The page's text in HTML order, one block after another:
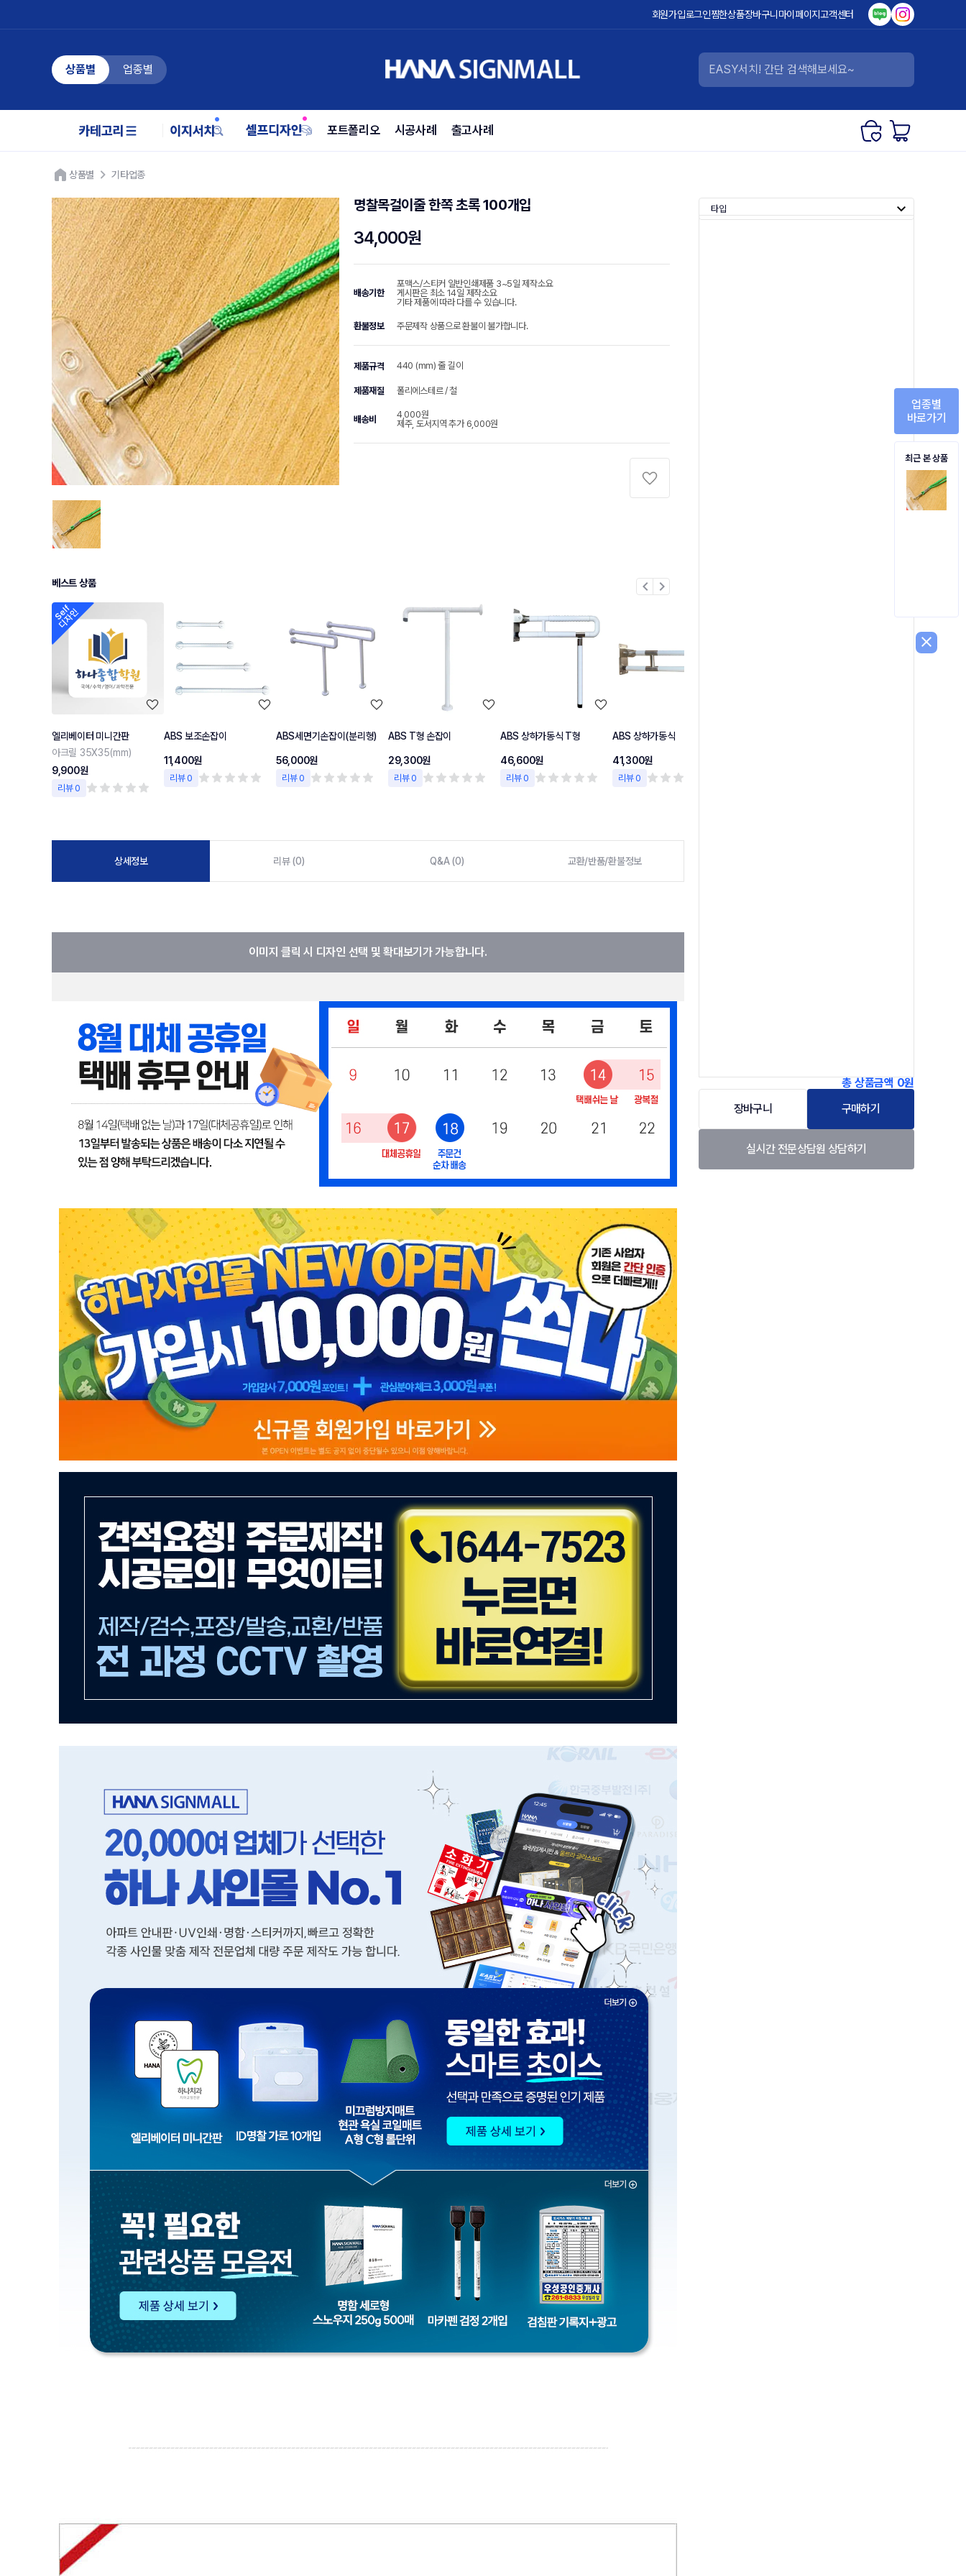
회원가입로그인찜한상품장바구니 마이페이지고객센터
상품별 업종별
포트폴리오 시공사례 출고사례
상품별 기타업종
명찰목걸이줄 한쪽 초록 100개입
34,000원
배송기한
포맥스/스티커 일반인쇄제품 3~5일 제작소요
게시판은 최소 14일 제작소요
기타 제품에 따라 다를 수 있습니다.
환불정보 주문제작 상품으로 환불이 불가합니다.
제품규격 440 (mm) 줄 길이
제품재질 폴리에스테르 / 철
배송비
4,000원
제주, 도서지역 추가 6,000원
베스트 상품
엘리베이터 미니간판
아크릴 35X35(mm)
9,900원
리뷰 0
ABS 보조손잡이
11,400원
리뷰 0
ABS세면기손잡이(분리형)
56,000원
리뷰 0
ABS T형 손잡이
29,300원
리뷰 0
ABS 상하가동식 T형
46,600원
리뷰 0
ABS 상하가동식
41,300원
리뷰 0
chevron_left chevron_right
상세정보 리뷰 (0) Q&A (0) 교환/반품/환불정보
이미지 클릭 시 디자인 선택 및 확대보기가 가능합니다.
타입
총 상품금액 0원
장바구니
구매하기
실시간 전문상담원 상담하기
업종별
바로가기
최근 본 상품
close